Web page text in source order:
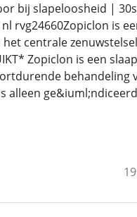
bij slapeloosheid |
rvg24660Zopiclon is
centrale
Zopiclon is een
behandeling
alleen